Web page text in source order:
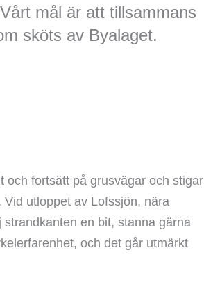
mål är att tillsammans
sköts av Byalaget.
och fortsätt på grusvägar och stigar
utloppet av Lofssjön, nära
en bit, stanna gärna
och det går utmärkt